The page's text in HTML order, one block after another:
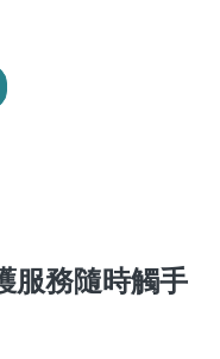
服務隨時觸手